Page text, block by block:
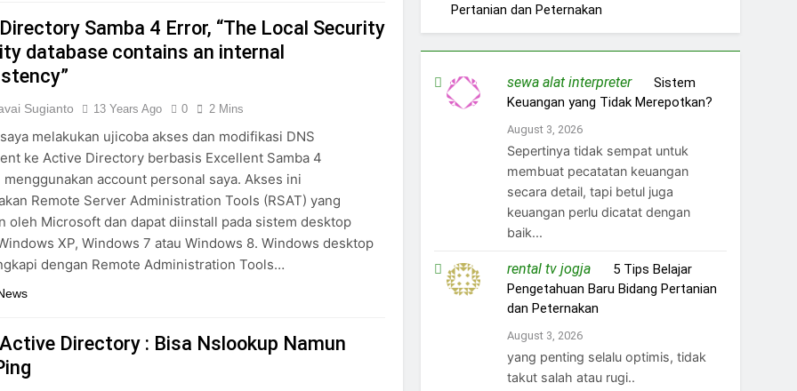
Samba 4 Error, “The Local Security
database contains an internal
Sugianto 13 Years Ago 0 2 Mins
melakukan ujicoba akses dan modifikasi DNS
ke Active Directory berbasis Excellent Samba 4
menggunakan account personal saya. Akses ini
Remote Server Administration Tools (RSAT) yang
oleh Microsoft dan dapat diinstall pada sistem desktop
XP, Windows 7 atau Windows 8. Windows desktop
dengan Remote Administration Tools…
Directory : Bisa Nslookup Namun
Pertanian dan Peternakan
sewa alat interpreteron Sistem
Keuangan yang Tidak Merepotkan?
August 3, 2026
Sepertinya tidak sempat untuk
membuat pecatatan keuangan
secara detail, tapi betul juga
keuangan perlu dicatat dengan
baik...
rental tv jogjaon 5 Tips Belajar
Pengetahuan Baru Bidang Pertanian
dan Peternakan
August 3, 2026
yang penting selalu optimis, tidak
takut salah atau rugi..